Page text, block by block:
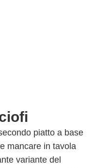
piatto a base
mancare in tavola
variante del